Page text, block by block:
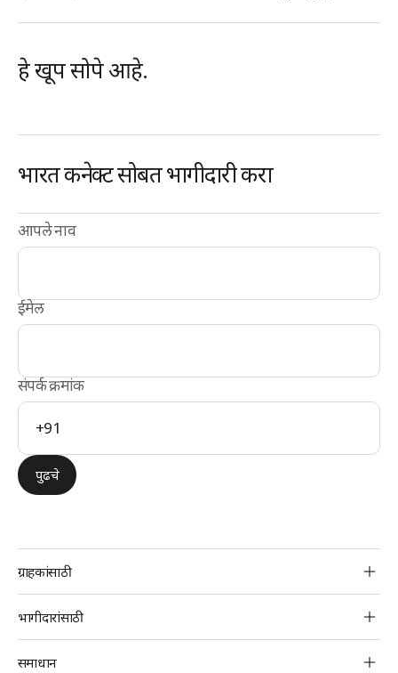
हे खूप सोपे आहे.
भारत कनेक्ट सोबत भागीदारी करा
आपले नाव
ईमेल
संपर्क क्रमांक
+91
पुढचे
Footer
ग्राहकांसाठी
ग्राहक
देय भरण्याचे माध्यम
भागीदारांसाठी
बिलर्स
समाधान